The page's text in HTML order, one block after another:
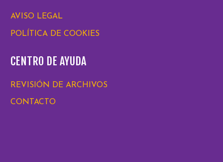
AVISO LEGAL
POLÍTICA DE COOKIES
CENTRO DE AYUDA
REVISIÓN DE ARCHIVOS
CONTACTO